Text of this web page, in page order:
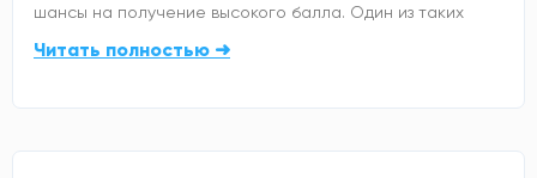
шансы на получение высокого балла. Один из таких
Читать полностью ➜